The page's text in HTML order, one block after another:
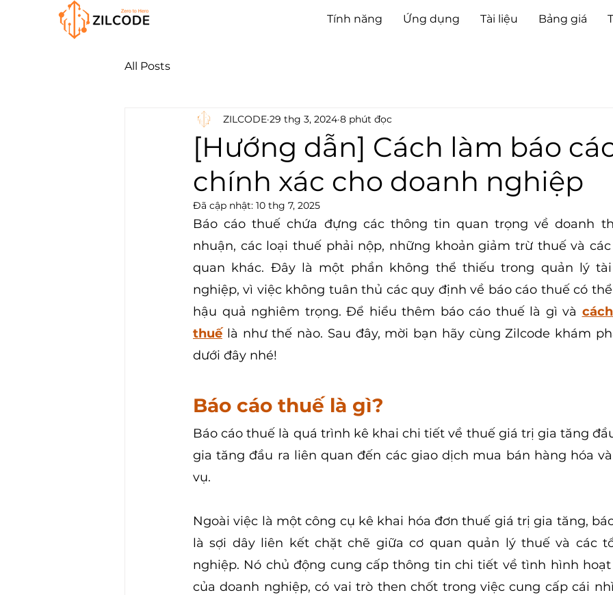
Tính năng Ứng dụng Tài liệu Bảng giá
All Posts
[Hướng dẫn] Cách làm báo
chính xác cho doanh nghiệp
ZILCODE 29 thg 3, 2024 8 phút đọc
Đã cập nhật: 10 thg 7, 2025
Báo cáo thuế chứa đựng các thông tin quan trọng về doanh
nhuận, các loại thuế phải nộp, những khoản giảm trừ thuế và
quan khác. Đây là một phần không thể thiếu trong quản lý
nghiệp, vì việc không tuân thủ các quy định về báo cáo thuế có
hậu quả nghiêm trọng. Để hiểu thêm báo cáo thuế là gì và
thuế là như thế nào. Sau đây, mời bạn hãy cùng Zilcode khám
dưới đây nhé!
Báo cáo thuế là gì?
Báo cáo thuế là quá trình kê khai chi tiết về thuế giá trị gia tăng
gia tăng đầu ra liên quan đến các giao dịch mua bán hàng hóa
vụ.
Ngoài việc là một công cụ kê khai hóa đơn thuế giá trị gia tăng,
là sợi dây liên kết chặt chẽ giữa cơ quan quản lý thuế và các
nghiệp. Nó chủ động cung cấp thông tin chi tiết về tình hình
của doanh nghiệp, có vai trò then chốt trong việc cung cấp cái